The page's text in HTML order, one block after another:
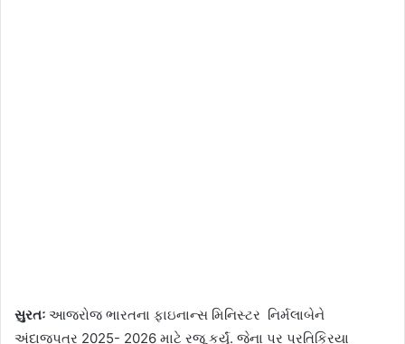
સુરતઃ આજરોજ ભારતના ફાઇનાન્સ મિનિસ્ટર નિર્મલાબેને
અંદાજપત્ર 2025- 2026 માટે રજૂ કર્યું. જેના પર પ્રતિક્રિયા